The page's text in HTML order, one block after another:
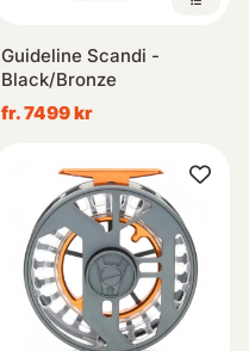
Guideline Scandi -
Black/Bronze
fr. 7499 kr